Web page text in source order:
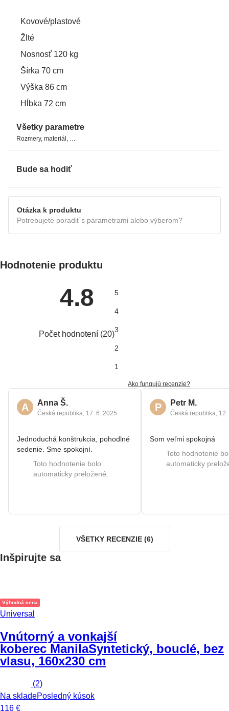
- jednoduchá údržba
- recyklovateľnosť
- stálofarebnosť
- vodotesný
Kovové/plastové
Žlté
Nosnosť 120 kg
Šírka 70 cm
Výška 86 cm
Hĺbka 72 cm
Všetky parametre
Rozmery, materiál, …
Bude sa hodiť
Otázka k produktu
Potrebujete poradiť s parametrami alebo výberom?
Hodnotenie produktu
4.8
Počet hodnotení (20)
5
4
3
2
1
Ako fungujú recenzie?
A Anna Š.
Česká republika, 17. 6. 2025
Jednoduchá konštrukcia, pohodlné
sedenie. Sme spokojní.
Toto hodnotenie bolo
automaticky preložené.
P Petr M.
Česká republika, 12.
Som veľmi spokojná
Toto hodnotenie
automaticky
VŠETKY RECENZIE(6)
Inšpirujte sa
Výhodná cena
Universal
Vnútorný a vonkajší
koberec ManilaSyntetický, bouclé, bez
vlasu, 160x230 cm
(2)
Na skladePosledný kúsok
116 €